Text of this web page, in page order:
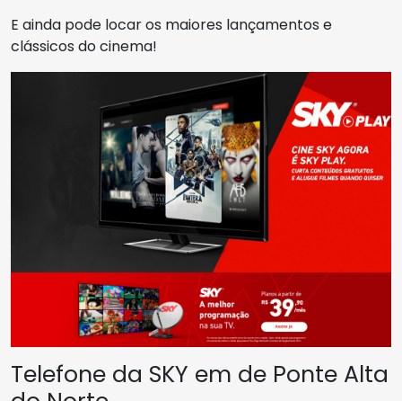
E ainda pode locar os maiores lançamentos e
clássicos do cinema!
Telefone da SKY em de Ponte Alta